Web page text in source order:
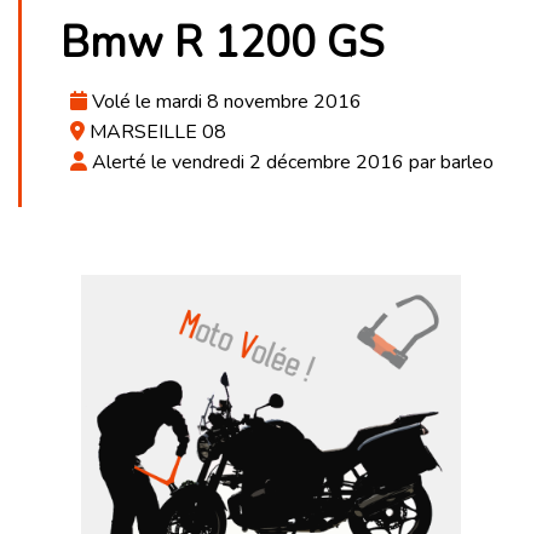
Bmw R 1200 GS
Volé le mardi 8 novembre 2016
MARSEILLE 08
Alerté le vendredi 2 décembre 2016 par barleo